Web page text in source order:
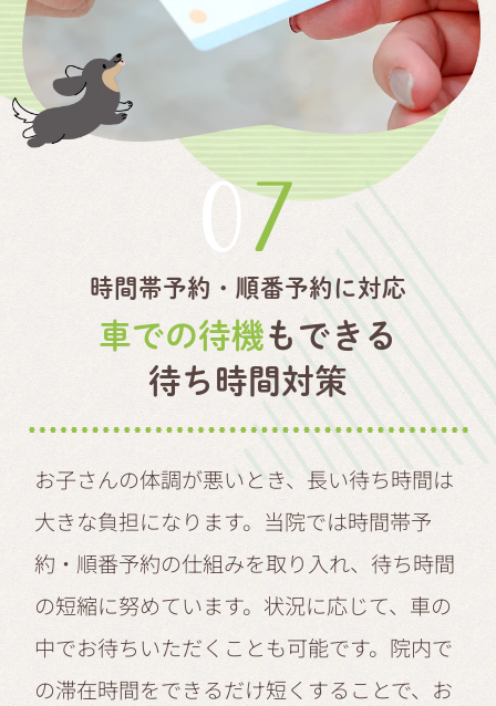
07
時間帯予約・順番予約に対応
車での待機もできる
待ち時間対策
お子さんの体調が悪いとき、長い待ち時間は
大きな負担になります。当院では時間帯予
約・順番予約の仕組みを取り入れ、待ち時間
の短縮に努めています。状況に応じて、車の
中でお待ちいただくことも可能です。院内で
の滞在時間をできるだけ短くすることで、お